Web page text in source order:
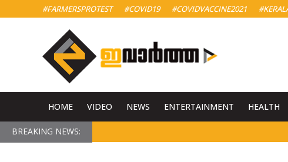
#FARMERSPROTEST #COVID19 #COVIDVACCINE2021
HOME VIDEO NEWS ENTERTAINMENT HEALTH
BREAKING NEWS: